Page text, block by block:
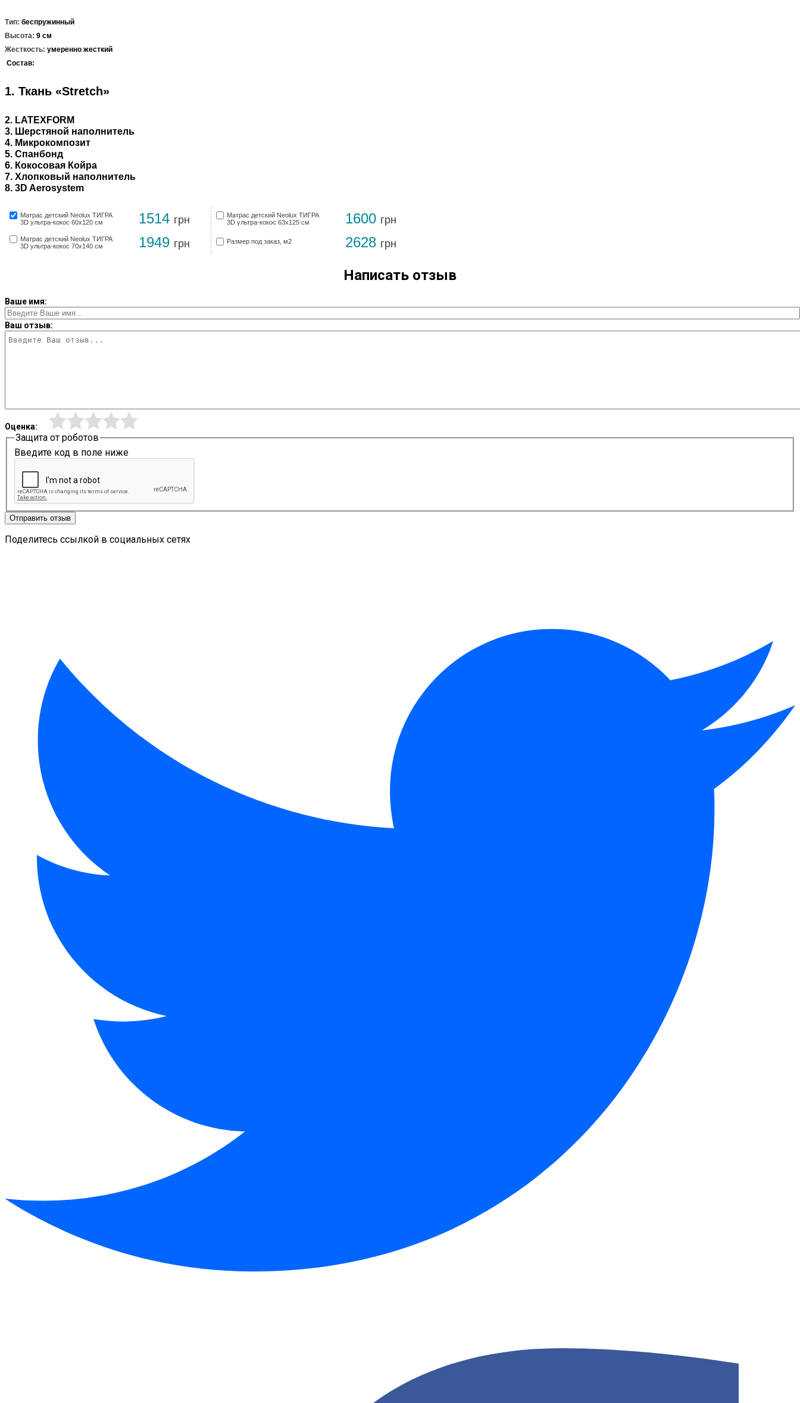
Тип: беспружинный
Высота: 9 см
Жесткость: умеренно жесткий
Состав:
1. Ткань «Stretch»
2. LATEXFORM
3. Шерстяной наполнитель
4. Микрокомпозит
5. Спанбонд
6. Кокосовая Койра
7. Хлопковый наполнитель
8. 3D Aerosystem
Матрас детский Neolux ТИГРА
3D ультра-кокос 60х120 см
1514 грн
Матрас детский Neolux ТИГРА
3D ультра-кокос 63х125 см
1600 грн
Матрас детский Neolux ТИГРА
3D ультра-кокос 70х140 см
1949 грн Размер под заказ, м2 2628 грн
Написать отзыв
Ваше имя:
Ваш отзыв:
Оценка:
Защита от роботов
Введите код в поле ниже
Отправить отзыв
Поделитесь ссылкой в социальных сетях